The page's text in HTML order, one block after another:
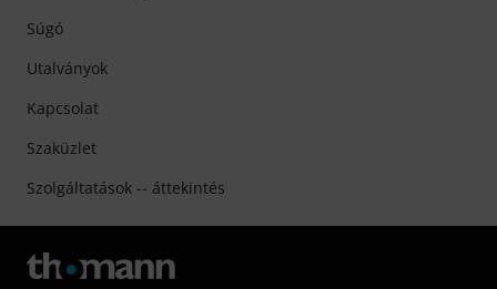
Súgó
Utalványok
Kapcsolat
Szaküzlet
Szolgáltatások -- áttekintés